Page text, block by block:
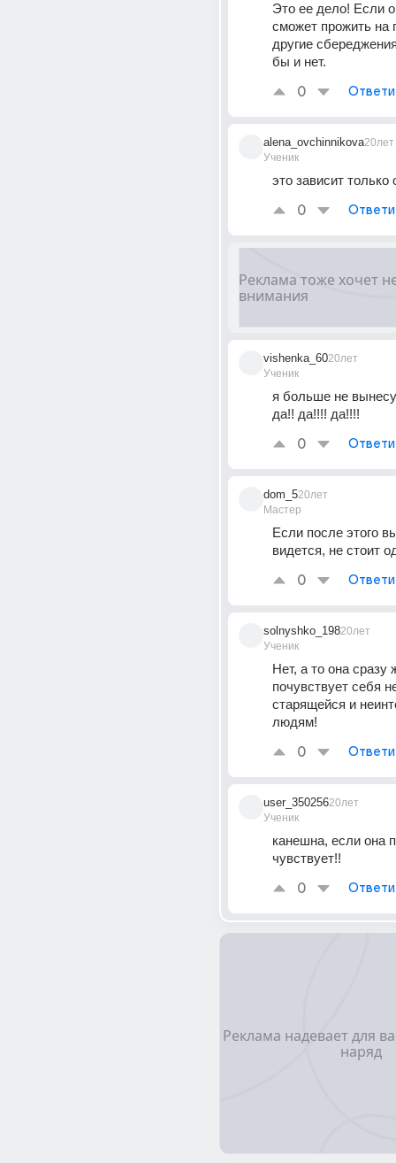
Это ее дело! Если
сможет прожить на
другие
бы и нет.
0
alena_ovchinnikova
Ученик
20лет
это зависит только
0
vishenka_60
Ученик
20лет
я больше не
да!! да!!!! да!!!!
0
dom_5
Мастер
20лет
Если после этого
видется, не стоит
0
solnyshko_198
Ученик
20лет
Нет, а то она сразу
почувствует себя
старящейся и
людям!
0
user_350256
Ученик
20лет
канешна, если она
чувствует!!
0